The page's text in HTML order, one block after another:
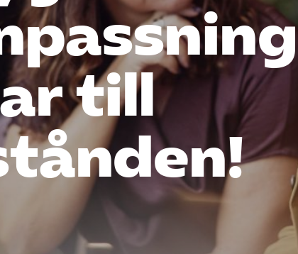
till